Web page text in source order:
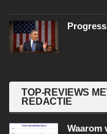
TOP-REVIEWS
REDACTIE
Waarom